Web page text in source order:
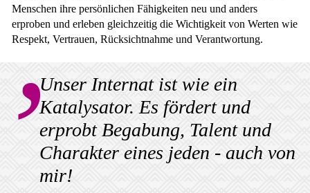
Menschen ihre persönlichen Fähigkeiten neu und anders
erproben und erleben gleichzeitig die Wichtigkeit von Werten wie
Respekt, Vertrauen, Rücksichtnahme und Verantwortung.
Unser Internat ist wie ein
Katalysator. Es fördert und
erprobt Begabung, Talent und
Charakter eines jeden - auch von
mir!